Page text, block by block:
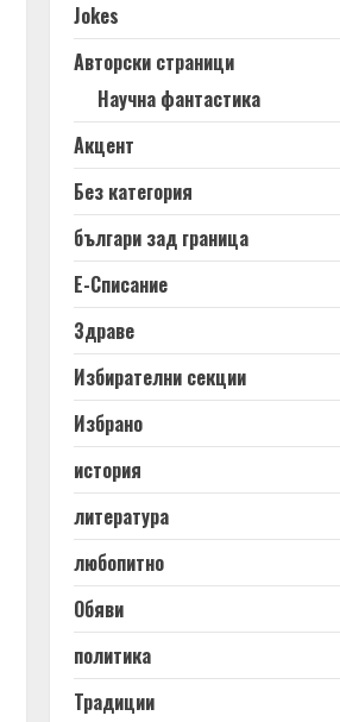
Jokes
Авторски страници
Научна фантастика
Акцент
Без категория
българи зад граница
Е-Списание
Здраве
Избирателни секции
Избрано
история
литература
любопитно
Обяви
политика
Традиции